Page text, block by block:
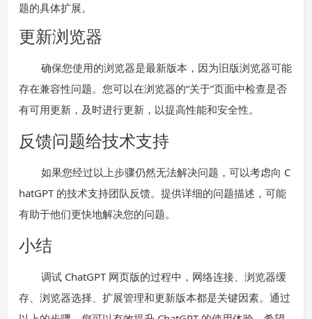
题的具体扩展。
更新浏览器
确保您使用的浏览器是最新版本，因为旧版浏览器可能
存在兼容性问题。您可以在浏览器的“关于”页面中检查是否
有可用更新，及时进行更新，以提高性能和安全性。
反馈问题给技术支持
如果您经过以上步骤仍然无法解决问题，可以考虑向 C
hatGPT 的技术支持团队反馈。提供详细的问题描述，可能
有助于他们更快地解决您的问题。
小结
调试 ChatGPT 网页版的过程中，网络连接、浏览器缓
存、浏览器选择、扩展管理和更新版本都是关键因素。通过